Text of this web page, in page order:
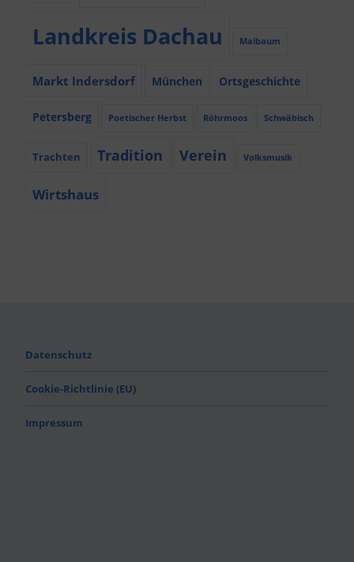
Landkreis Dachau Maibaum
Markt Indersdorf München Ortsgeschichte
Petersberg Poetischer Herbst Röhrmoos Schwäbisch
Trachten Tradition Verein Volksmusik
Wirtshaus
Datenschutz
Cookie-Richtlinie (EU)
Impressum